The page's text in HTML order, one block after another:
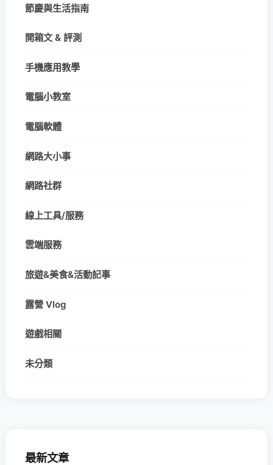
節慶與生活指南
開箱文 & 評測
手機應用教學
電腦小教室
電腦軟體
網路大小事
網路社群
線上工具/服務
雲端服務
旅遊&美食&活動記事
露營 Vlog
遊戲相關
未分類
最新文章